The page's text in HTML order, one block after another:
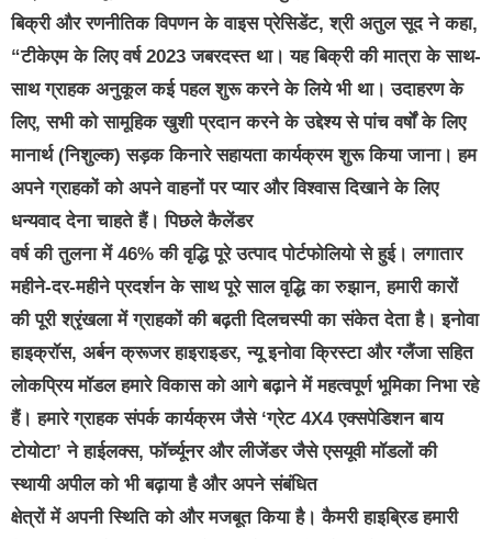
बिक्री और रणनीतिक विपणन के वाइस प्रेसिडेंट, श्री अतुल सूद ने कहा,
“टीकेएम के लिए वर्ष 2023 जबरदस्त था। यह बिक्री की मात्रा के साथ-
साथ ग्राहक अनुकूल कई पहल शुरू करने के लिये भी था। उदाहरण के
लिए, सभी को सामूहिक खुशी प्रदान करने के उद्देश्य से पांच वर्षों के लिए
मानार्थ (निशुल्क) सड़क किनारे सहायता कार्यक्रम शुरू किया जाना। हम
अपने ग्राहकों को अपने वाहनों पर प्यार और विश्वास दिखाने के लिए
धन्यवाद देना चाहते हैं। पिछले कैलेंडर
वर्ष की तुलना में 46% की वृद्धि पूरे उत्पाद पोर्टफोलियो से हुई। लगातार
महीने-दर-महीने प्रदर्शन के साथ पूरे साल वृद्धि का रुझान, हमारी कारों
की पूरी श्रृंखला में ग्राहकों की बढ़ती दिलचस्पी का संकेत देता है। इनोवा
हाइक्रॉस, अर्बन क्रूजर हाइराइडर, न्यू इनोवा क्रिस्टा और ग्लैंजा सहित
लोकप्रिय मॉडल हमारे विकास को आगे बढ़ाने में महत्वपूर्ण भूमिका निभा रहे
हैं। हमारे ग्राहक संपर्क कार्यक्रम जैसे ‘ग्रेट 4X4 एक्सपेडिशन बाय
टोयोटा’ ने हाईलक्स, फॉर्च्यूनर और लीजेंडर जैसे एसयूवी मॉडलों की
स्थायी अपील को भी बढ़ाया है और अपने संबंधित
क्षेत्रों में अपनी स्थिति को और मजबूत किया है। कैमरी हाइब्रिड हमारी